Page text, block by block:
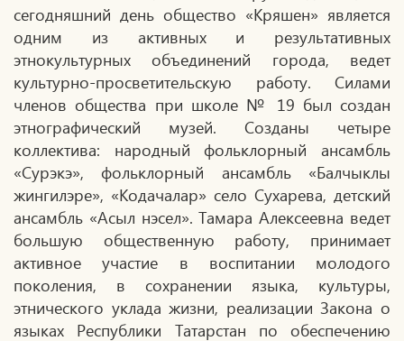
сегодняшний день общество «Кряшен» является
одним из активных и результативных
этнокультурных объединений города, ведет
культурно-просветительскую работу. Силами
членов общества при школе № 19 был создан
этнографический музей. Созданы четыре
коллектива: народный фольклорный ансамбль
«Сурэкэ», фольклорный ансамбль «Балчыклы
жингилэре», «Кодачалар» село Сухарева, детский
ансамбль «Асыл нэсел». Тамара Алексеевна ведет
большую общественную работу, принимает
активное участие в воспитании молодого
поколения, в сохранении языка, культуры,
этнического уклада жизни, реализации Закона о
языках Республики Татарстан по обеспечению